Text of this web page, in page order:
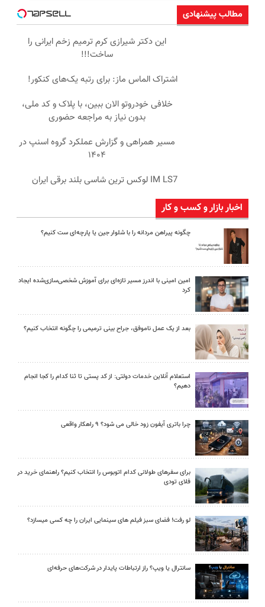
مطالب پیشنهادی
این دکتر شیرازی کرم ترمیم زخم ایرانی را
ساخت!!!
اشتراک الماس ماز: برای رتبه یک‌های کنکور!
خلافی خودروتو الان ببین، با پلاک و کد ملی،
بدون نیاز به مراجعه حضوری
مسیر همراهی و گزارش عملکرد گروه اسنپ در
۱۴۰۴
IM LS7 لوکس ترین شاسی بلند برقی ایران
اخبار بازار و کسب و کار
چگونه پیراهن مردانه را با شلوار جین یا پارچه‌ای ست کنیم؟
امین امینی با اندرز مسیر تازه‌ای برای آموزش شخصی‌سازی‌شده ایجاد
کرد
بعد از یک عمل ناموفق، جراح بینی ترمیمی را چگونه انتخاب کنیم؟
استعلام آنلاین خدمات دولتی: از کد پستی تا ثنا کدام را کجا انجام
دهیم؟
چرا باتری آیفون زود خالی می شود؟ ۹ راهکار واقعی
برای سفرهای طولانی کدام اتوبوس را انتخاب کنیم؟ راهنمای خرید در
فلای تودی
لو رفت! فضای سبز فیلم های سینمایی ایران را چه کسی میسازد؟
سانترال یا ویپ؟ راز ارتباطات پایدار در شرکت‌های حرفه‌ای